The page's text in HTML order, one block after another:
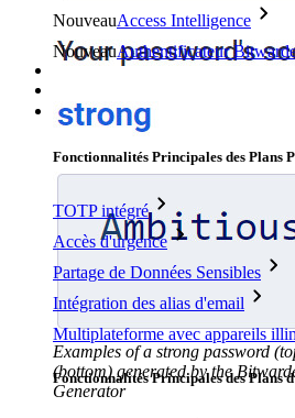
NouveauAccess Intelligence
NouveauAuthentificateur
Tarification
Outils et Fonctionnalités
Fonctionnalités Principales des Plans
TOTP intégré
Accès d'urgence
Partage de Données Sensibles
Intégration des alias d'email
Multiplateforme avec appareils
Fonctionnalités Principales des Plans
Examples of a strong password
(bottom) generated by the
Generator